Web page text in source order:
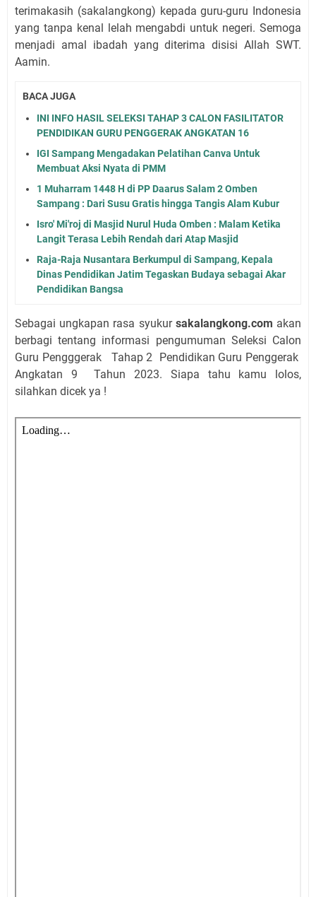
terimakasih (sakalangkong) kepada guru-guru Indonesia
yang tanpa kenal lelah mengabdi untuk negeri. Semoga
menjadi amal ibadah yang diterima disisi Allah SWT.
Aamin.
BACA JUGA
INI INFO HASIL SELEKSI TAHAP 3 CALON FASILITATOR
PENDIDIKAN GURU PENGGERAK ANGKATAN 16
IGI Sampang Mengadakan Pelatihan Canva Untuk
Membuat Aksi Nyata di PMM
1 Muharram 1448 H di PP Daarus Salam 2 Omben
Sampang : Dari Susu Gratis hingga Tangis Alam Kubur
Isro' Mi'roj di Masjid Nurul Huda Omben : Malam Ketika
Langit Terasa Lebih Rendah dari Atap Masjid
Raja-Raja Nusantara Berkumpul di Sampang, Kepala
Dinas Pendidikan Jatim Tegaskan Budaya sebagai Akar
Pendidikan Bangsa
Sebagai ungkapan rasa syukur sakalangkong.com akan
berbagi tentang informasi pengumuman Seleksi Calon
Guru Pengggerak Tahap 2 Pendidikan Guru Penggerak
Angkatan 9 Tahun 2023. Siapa tahu kamu lolos,
silahkan dicek ya !